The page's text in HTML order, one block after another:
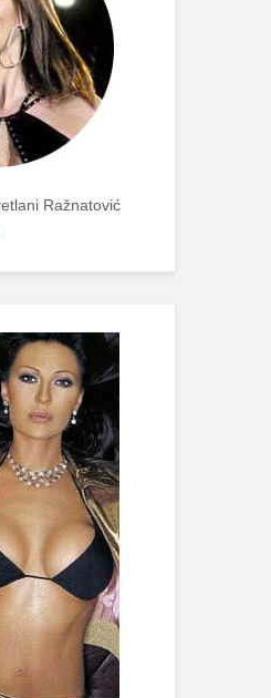
Ražnatović